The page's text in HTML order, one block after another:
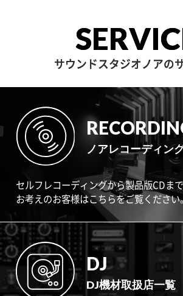
サウンドスタジオノアの
ノアレコーディン
セルフレコーディングから製品版CDま
お考えのお客様はこちらをご覧ください
DJ
DJ機材取扱店一覧